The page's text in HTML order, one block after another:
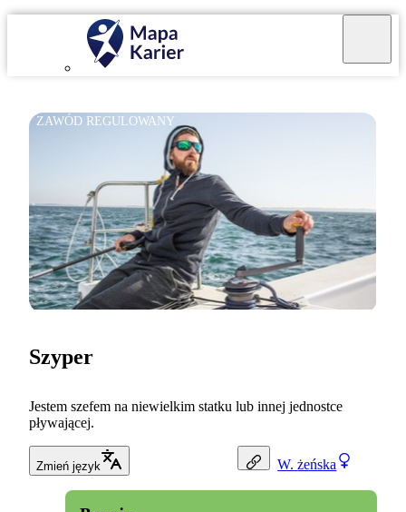
ZAWÓD REGULOWANY
W. żeńska
Szyper
Jestem szefem na niewielkim statku lub innej jednostce
pływającej.
Zmień język